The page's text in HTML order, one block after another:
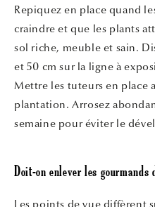
Repiquez en place quand
craindre et que les plants
sol riche, meuble et sain.
et 50 cm sur la ligne à
Mettre les tuteurs en place
plantation. Arrosez
semaine pour éviter le
Doit-on enlever les gourmands
Les points de vue diffèrent